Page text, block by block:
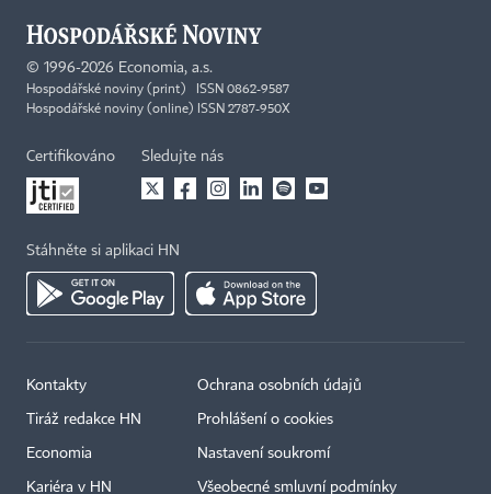
© 1996-2026 Economia, a.s.
Hospodářské noviny (print) ISSN 0862-9587
Hospodářské noviny (online) ISSN 2787-950X
Certifikováno Sledujte nás
Stáhněte si aplikaci HN
Kontakty
Tiráž redakce HN
Economia
Kariéra v HN
Ochrana osobních údajů
Prohlášení o cookies
Nastavení soukromí
Všeobecné smluvní podmínky